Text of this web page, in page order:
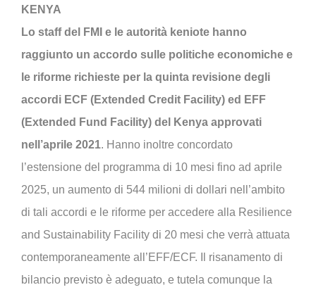
KENYA
Lo staff del FMI e le autorità keniote hanno
raggiunto un accordo sulle politiche economiche e
le riforme richieste per la quinta revisione degli
accordi ECF (Extended Credit Facility) ed EFF
(Extended Fund Facility) del Kenya approvati
nell’aprile 2021. Hanno inoltre concordato
l’estensione del programma di 10 mesi fino ad aprile
2025, un aumento di 544 milioni di dollari nell’ambito
di tali accordi e le riforme per accedere alla Resilience
and Sustainability Facility di 20 mesi che verrà attuata
contemporaneamente all’EFF/ECF. Il risanamento di
bilancio previsto è adeguato, e tutela comunque la